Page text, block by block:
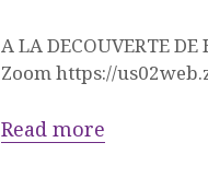
A LA DECOUVERTE
Zoom https://
Read more